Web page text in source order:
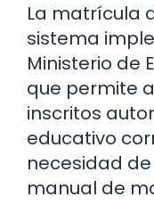
La matrícula
sistema
Ministerio de
que permite
inscritos
educativo
necesidad
manual de